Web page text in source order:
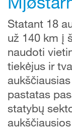
Statant 18
už 140 km į
naudoti
tiekėjus ir
pastatas
statybų